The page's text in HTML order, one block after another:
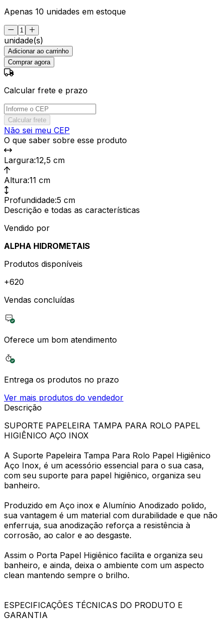
Apenas 10 unidades em estoque
unidade(s)
Adicionar ao carrinho
Comprar agora
Calcular frete e prazo
Calcular frete
Não sei meu CEP
O que saber sobre esse produto
Largura:12,5 cm
Altura:11 cm
Profundidade:5 cm
Descrição e todas as características
Vendido por
ALPHA HIDROMETAIS
Produtos disponíveis
+620
Vendas concluídas
Oferece um bom atendimento
Entrega os produtos no prazo
Ver mais produtos do vendedor
Descrição
SUPORTE PAPELEIRA TAMPA PARA ROLO PAPEL
HIGIÊNICO AÇO INOX
A Suporte Papeleira Tampa Para Rolo Papel Higiênico
Aço Inox, é um acessório essencial para o sua casa,
com seu suporte para papel higiênico, organiza seu
banheiro.
Produzido em Aço inox e Alumínio Anodizado polido,
sua vantagem é um material com durabilidade e que não
enferruja, sua anodização reforça a resistência à
corrosão, ao calor e ao desgaste.
Assim o Porta Papel Higiênico facilita e organiza seu
banheiro, e ainda, deixa o ambiente com um aspecto
clean mantendo sempre o brilho.
ESPECIFICAÇÕES TÉCNICAS DO PRODUTO E
GARANTIA